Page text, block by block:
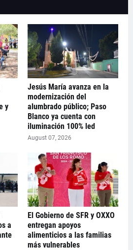
y
Jesús María avanza en la
modernización del
alumbrado público; Paso
Blanco ya cuenta con
iluminación 100% led
August 07, 2026
a
El Gobierno de SFR y OXXO
entregan apoyos
alimenticios a las familias
más vulnerables